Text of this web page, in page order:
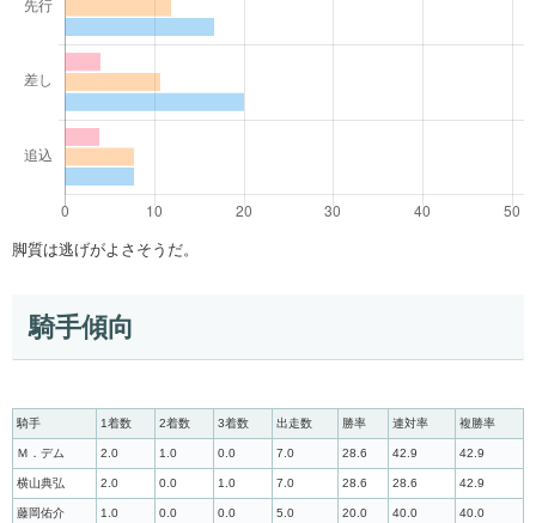
脚質は逃げがよさそうだ。
騎手傾向
騎手 1着数 2着数 3着数 出走数 勝率 連対率 複勝率
Ｍ．デム 2.0 1.0 0.0 7.0 28.6 42.9 42.9
横山典弘 2.0 0.0 1.0 7.0 28.6 28.6 42.9
藤岡佑介 1.0 0.0 0.0 5.0 20.0 40.0 40.0